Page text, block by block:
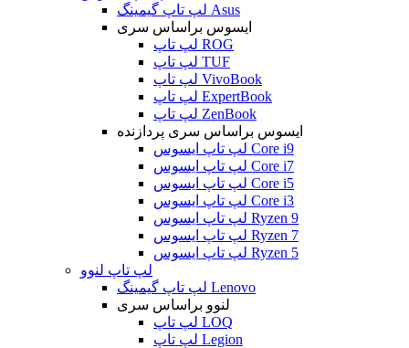
لپ تاپ گیمینگ Asus
ایسوس براساس سری
لپ تاپ ROG
لپ تاپ TUF
لپ تاپ VivoBook
لپ تاپ ExpertBook
لپ تاپ ZenBook
ایسوس براساس سری پردازنده
لپ تاپ ایسوس Core i9
لپ تاپ ایسوس Core i7
لپ تاپ ایسوس Core i5
لپ تاپ ایسوس Core i3
لپ تاپ ایسوس Ryzen 9
لپ تاپ ایسوس Ryzen 7
لپ تاپ ایسوس Ryzen 5
لپ تاپ لنوو
لپ تاپ گیمینگ Lenovo
لنوو براساس سری
لپ تاپ LOQ
لپ تاپ Legion